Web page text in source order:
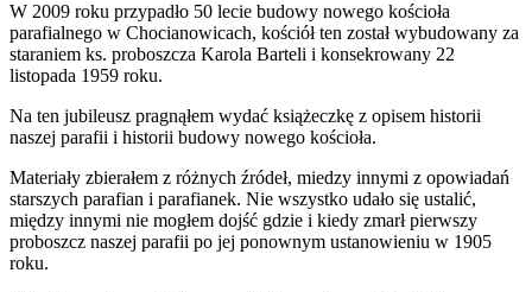
W 2009 roku przypadło 50 lecie budowy nowego kościoła
parafialnego w Chocianowicach, kościół ten został wybudowany za
staraniem ks. proboszcza Karola Barteli i konsekrowany 22
listopada 1959 roku.
Na ten jubileusz pragnąłem wydać książeczkę z opisem historii
naszej parafii i historii budowy nowego kościoła.
Materiały zbierałem z różnych źródeł, miedzy innymi z opowiadań
starszych parafian i parafianek. Nie wszystko udało się ustalić,
między innymi nie mogłem dojść gdzie i kiedy zmarł pierwszy
proboszcz naszej parafii po jej ponownym ustanowieniu w 1905
roku.